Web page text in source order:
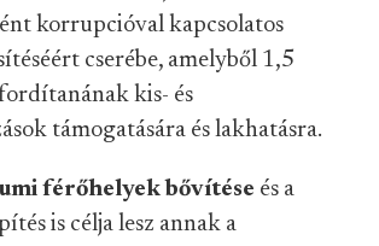
korrupcióval kapcsolatos
cserébe, amelyből 1,5
kis- és
támogatására és lakhatásra.
férőhelyek bővítése és a
is célja lesz annak a